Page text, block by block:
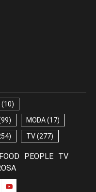
(10)
MODA(17)
TV(277)
FOOD PEOPLE
TV
Youtube